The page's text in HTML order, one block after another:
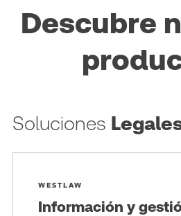
Descubre
Soluciones
WESTLAW
Información y